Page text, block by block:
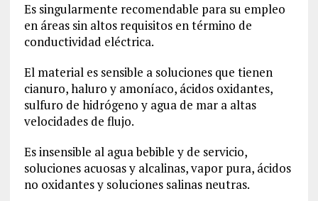
Es singularmente recomendable para su empleo
en áreas sin altos requisitos en término de
conductividad eléctrica.
El material es sensible a soluciones que tienen
cianuro, haluro y amoníaco, ácidos oxidantes,
sulfuro de hidrógeno y agua de mar a altas
velocidades de flujo.
Es insensible al agua bebible y de servicio,
soluciones acuosas y alcalinas, vapor pura, ácidos
no oxidantes y soluciones salinas neutras.